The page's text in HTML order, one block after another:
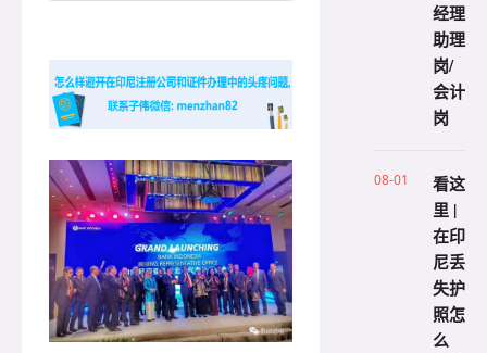
经理
助理
岗/
会计
岗
08-01
看这
里 |
在印
尼丢
失护
照怎
么